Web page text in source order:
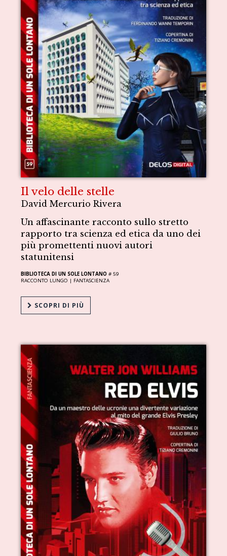
Il velo delle stelle
David Mercurio Rivera
Un affascinante racconto sullo stretto
rapporto tra scienza ed etica da uno dei
più promettenti nuovi autori
statunitensi
BIBLIOTECA DI UN SOLE LONTANO # 59
RACCONTO LUNGO | FANTASCIENZA
SCOPRI DI PIÙ